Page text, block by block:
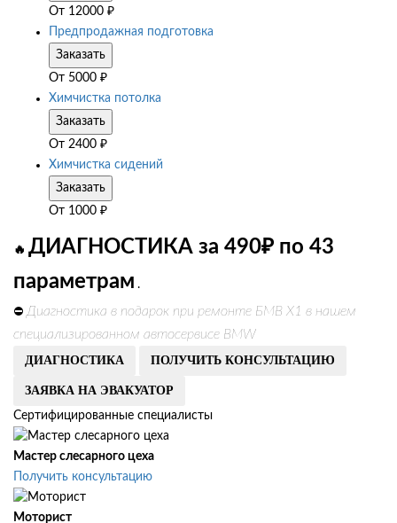
От 12000 ₽
Предпродажная подготовка
Заказать
От 5000 ₽
Химчистка потолка
Заказать
От 2400 ₽
Химчистка сидений
Заказать
От 1000 ₽
🔥 ДИАГНОСТИКА за 490₽ по 43
параметрам .
⛔ Диагностика в подарок при ремонте БМВ Х1 в нашем
специализированном автосервисе BMW
ДИАГНОСТИКА ПОЛУЧИТЬ КОНСУЛЬТАЦИЮ
ЗАЯВКА НА ЭВАКУАТОР
Сертифицированные специалисты
Мастер слесарного цеха
Получить консультацию
Моторист